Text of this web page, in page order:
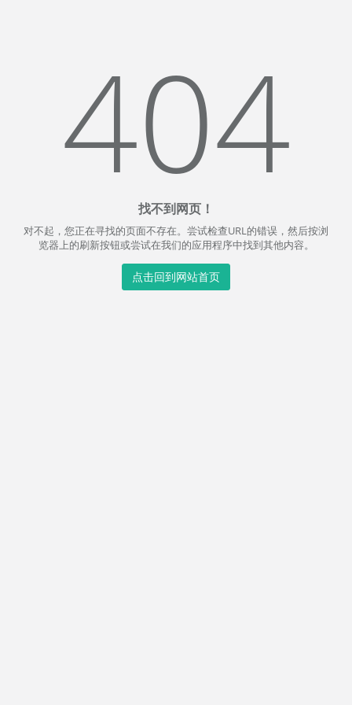
404
找不到网页！
对不起，您正在寻找的页面不存在。尝试检查URL的错误，然后按浏
览器上的刷新按钮或尝试在我们的应用程序中找到其他内容。
点击回到网站首页